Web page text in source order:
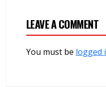
LEAVE A COMMENT
You must be logged